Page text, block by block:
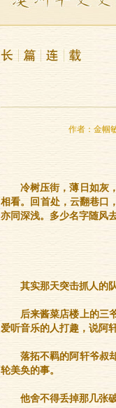
作者：金帼
冷树压街，薄日如灰
相看。回首处，云翻巷口
亦同深浅。多少名字随风
其实那天突击抓人的
后来酱菜店楼上的三
爱听音乐的人打趣，说阿
落拓不羁的阿轩爷叔
轮美奂的事。
他舍不得丢掉那几张